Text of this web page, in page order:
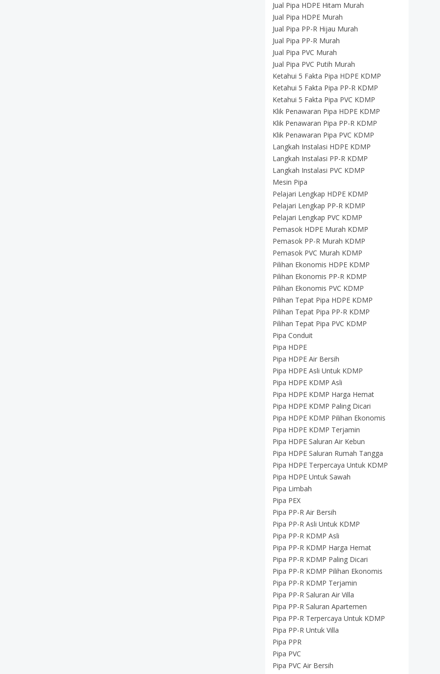
Jual Pipa HDPE Hitam Murah
Jual Pipa HDPE Murah
Jual Pipa PP-R Hijau Murah
Jual Pipa PP-R Murah
Jual Pipa PVC Murah
Jual Pipa PVC Putih Murah
Ketahui 5 Fakta Pipa HDPE KDMP
Ketahui 5 Fakta Pipa PP-R KDMP
Ketahui 5 Fakta Pipa PVC KDMP
Klik Penawaran Pipa HDPE KDMP
Klik Penawaran Pipa PP-R KDMP
Klik Penawaran Pipa PVC KDMP
Langkah Instalasi HDPE KDMP
Langkah Instalasi PP-R KDMP
Langkah Instalasi PVC KDMP
Mesin Pipa
Pelajari Lengkap HDPE KDMP
Pelajari Lengkap PP-R KDMP
Pelajari Lengkap PVC KDMP
Pemasok HDPE Murah KDMP
Pemasok PP-R Murah KDMP
Pemasok PVC Murah KDMP
Pilihan Ekonomis HDPE KDMP
Pilihan Ekonomis PP-R KDMP
Pilihan Ekonomis PVC KDMP
Pilihan Tepat Pipa HDPE KDMP
Pilihan Tepat Pipa PP-R KDMP
Pilihan Tepat Pipa PVC KDMP
Pipa Conduit
Pipa HDPE
Pipa HDPE Air Bersih
Pipa HDPE Asli Untuk KDMP
Pipa HDPE KDMP Asli
Pipa HDPE KDMP Harga Hemat
Pipa HDPE KDMP Paling Dicari
Pipa HDPE KDMP Pilihan Ekonomis
Pipa HDPE KDMP Terjamin
Pipa HDPE Saluran Air Kebun
Pipa HDPE Saluran Rumah Tangga
Pipa HDPE Terpercaya Untuk KDMP
Pipa HDPE Untuk Sawah
Pipa Limbah
Pipa PEX
Pipa PP-R Air Bersih
Pipa PP-R Asli Untuk KDMP
Pipa PP-R KDMP Asli
Pipa PP-R KDMP Harga Hemat
Pipa PP-R KDMP Paling Dicari
Pipa PP-R KDMP Pilihan Ekonomis
Pipa PP-R KDMP Terjamin
Pipa PP-R Saluran Air Villa
Pipa PP-R Saluran Apartemen
Pipa PP-R Terpercaya Untuk KDMP
Pipa PP-R Untuk Villa
Pipa PPR
Pipa PVC
Pipa PVC Air Bersih